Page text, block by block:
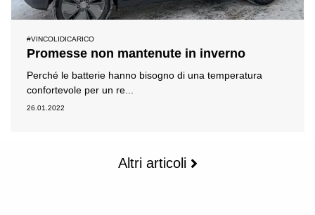
#VINCOLIDICARICO
Promesse non mantenute in inverno
Perché le batterie hanno bisogno di una temperatura
confortevole per un re...
26.01.2022
Altri articoli